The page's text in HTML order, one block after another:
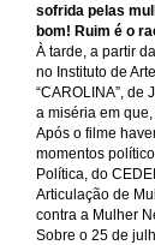
sofrida pelas
bom! Ruim é o
À tarde, a partir
no Instituto de
“CAROLINA”, de
a miséria em
Após o filme
momentos
Política, do
Articulação de
contra a Mulher
Sobre o 25 de